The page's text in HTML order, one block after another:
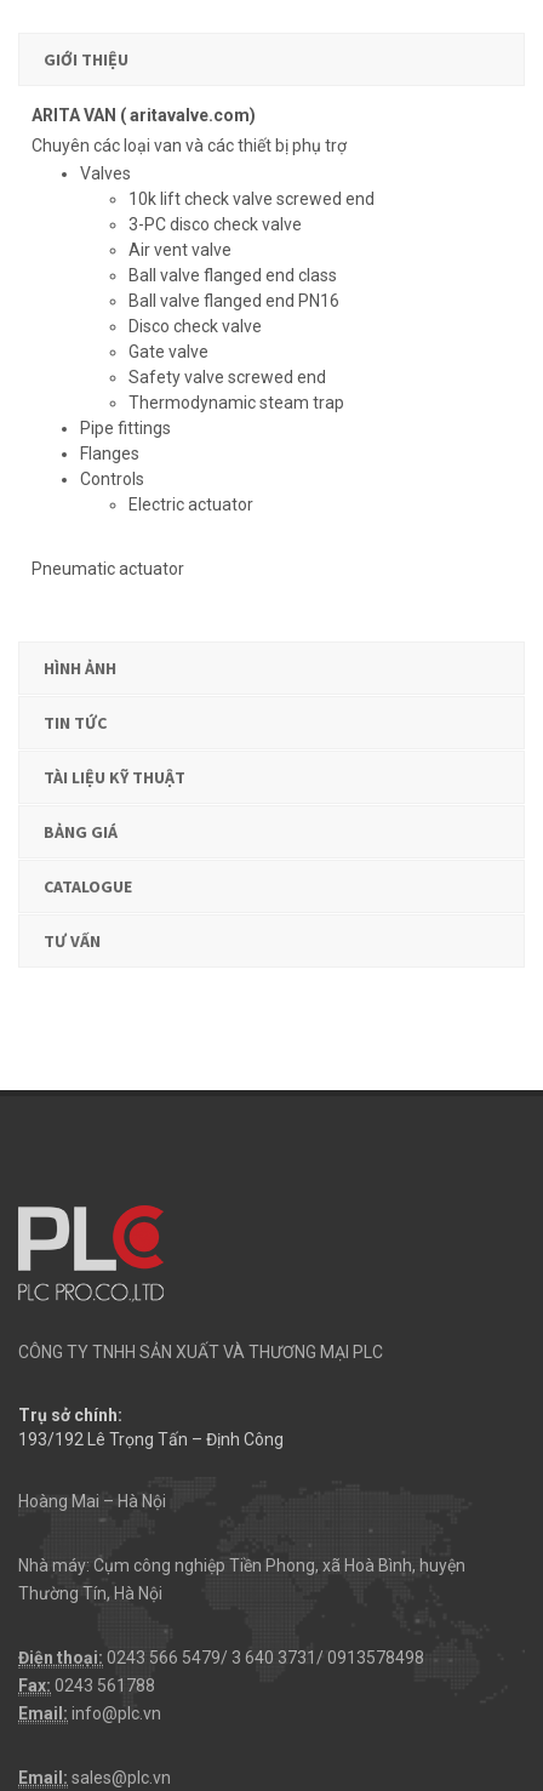
GIỚI THIỆU
ARITA VAN ( aritavalve.com)
Chuyên các loại van và các thiết bị phụ trợ
Valves
10k lift check valve screwed end
3-PC disco check valve
Air vent valve
Ball valve flanged end class
Ball valve flanged end PN16
Disco check valve
Gate valve
Safety valve screwed end
Thermodynamic steam trap
Pipe fittings
Flanges
Controls
Electric actuator
Pneumatic actuator
HÌNH ẢNH
TIN TỨC
TÀI LIỆU KỸ THUẬT
BẢNG GIÁ
CATALOGUE
TƯ VẤN
CÔNG TY TNHH SẢN XUẤT VÀ THƯƠNG MẠI PLC
Trụ sở chính:
193/192 Lê Trọng Tấn – Định Công
Hoàng Mai – Hà Nội
Nhà máy: Cụm công nghiệp Tiền Phong, xã Hoà Bình, huyện
Thường Tín, Hà Nội
Điện thoại: 0243 566 5479/ 3 640 3731/ 0913578498
Fax: 0243 561788
Email: info@plc.vn
Email: sales@plc.vn